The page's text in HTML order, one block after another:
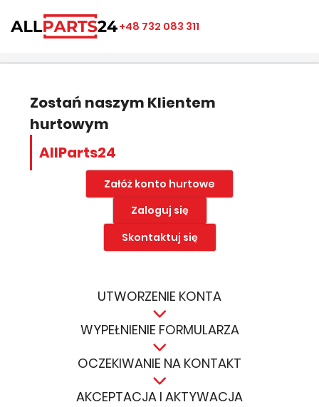
+48 732 083 311
Zostań naszym Klientem
hurtowym
AllParts24
Załóż konto hurtowe
Zaloguj się
Skontaktuj się
UTWORZENIE KONTA
WYPEŁNIENIE FORMULARZA
OCZEKIWANIE NA KONTAKT
AKCEPTACJA I AKTYWACJA
((modalTitle))
((cancelText))
Utwórz listę ulubionych
Anuluj Zapisz
Zaloguj się
liście życzeń.
Anuluj Zaloguj się